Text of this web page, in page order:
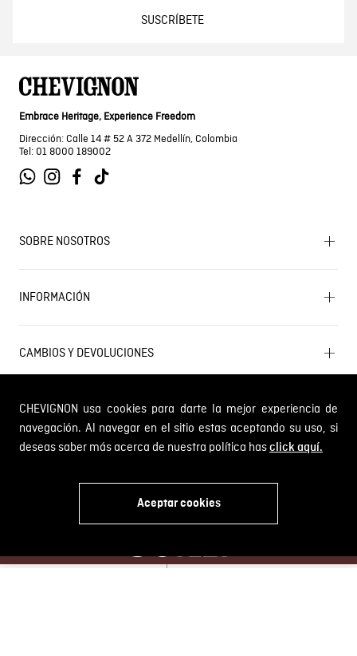
CHEVIGNON usa cookies para darte la mejor experiencia de
navegación. Al navegar en el sitio estas aceptando su uso, si
deseas saber más acerca de nuestra política hasclick aquí.
Aceptar cookies
SUSCRÍBETE
Embrace Heritage, Experience Freedom
Dirección: Calle 14 # 52 A 372 Medellín, Colombia
Tel: 01 8000 189002
SOBRE NOSOTROS
Encuentra tu tienda
Historia de la marca
Mapa del sitio
Próximos eventos
Outlet
INFORMACIÓN
Términos y condiciones
Términos y condiciones de promociones
Política de Cookies
Política de Cambios y Devoluciones
Trabaja con nosotros
¿Quieres ser distribuidor Chevignon?
CAMBIOS Y DEVOLUCIONES
PQR y Otras solicitudes
Estado de mi PQR
SERVICIO AL CLIENTE
Whatsapp
Self Service
Línea nacional: 01 8000 189002
Comodin S.A.S. NIT: 800.069.933-6